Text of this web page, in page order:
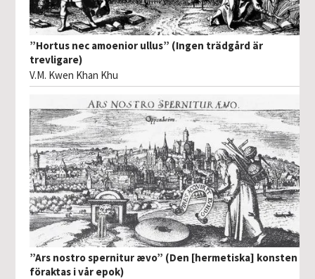
”Hortus nec amoenior ullus” (Ingen trädgård är
trevligare)
V.M. Kwen Khan Khu
”Ars nostro spernitur ævo” (Den [hermetiska] konsten
föraktas i vår epok)